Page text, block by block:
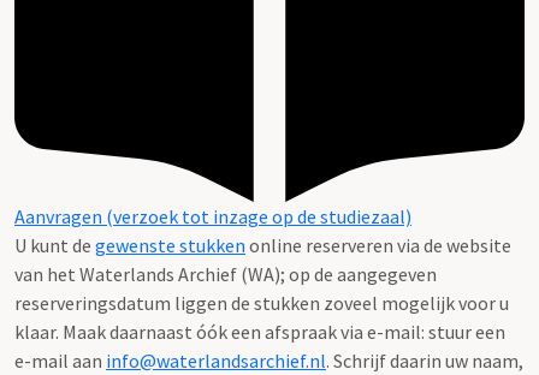
Aanvragen (verzoek tot inzage op de studiezaal)
U kunt de gewenste stukken online reserveren via de website
van het Waterlands Archief (WA); op de aangegeven
reserveringsdatum liggen de stukken zoveel mogelijk voor u
klaar. Maak daarnaast óók een afspraak via e-mail: stuur een
e-mail aan info@waterlandsarchief.nl. Schrijf daarin uw naam,